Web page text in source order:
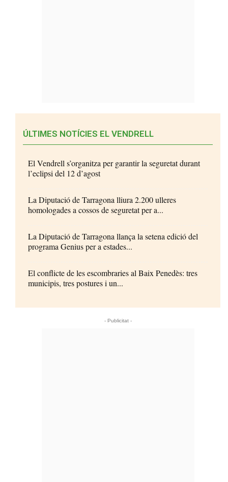
ÚLTIMES NOTÍCIES EL VENDRELL
El Vendrell s’organitza per garantir la seguretat durant
l’eclipsi del 12 d’agost
La Diputació de Tarragona lliura 2.200 ulleres
homologades a cossos de seguretat per a...
La Diputació de Tarragona llança la setena edició del
programa Genius per a estades...
El conflicte de les escombraries al Baix Penedès: tres
municipis, tres postures i un...
- Publicitat -